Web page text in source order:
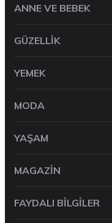
ANNE VE BEBEK
GÜZELLIK
YEMEK
MODA
YAŞAM
MAGAZIN
FAYDALI BILGILER